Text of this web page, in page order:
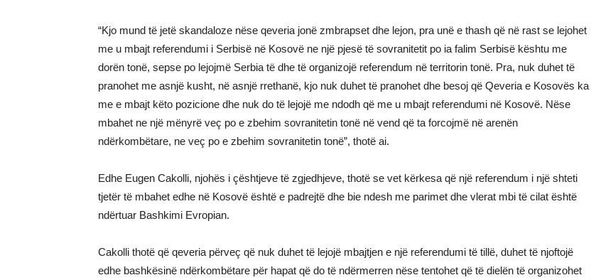
“Kjo mund të jetë skandaloze nëse qeveria jonë zmbrapset dhe lejon, pra unë e thash që në rast se lejohet
me u mbajt referendumi i Serbisë në Kosovë ne një pjesë të sovranitetit po ia falim Serbisë kështu me
dorën tonë, sepse po lejojmë Serbia të dhe të organizojë referendum në territorin tonë. Pra, nuk duhet të
pranohet me asnjë kusht, në asnjë rrethanë, kjo nuk duhet të pranohet dhe besoj që Qeveria e Kosovës ka
me e mbajt këto pozicione dhe nuk do të lejojë me ndodh që me u mbajt referendumi në Kosovë. Nëse
mbahet ne një mënyrë veç po e zbehim sovranitetin tonë në vend që ta forcojmë në arenën
ndërkombëtare, ne veç po e zbehim sovranitetin tonë”, thotë ai.
Edhe Eugen Cakolli, njohës i çështjeve të zgjedhjeve, thotë se vet kërkesa që një referendum i një shteti
tjetër të mbahet edhe në Kosovë është e padrejtë dhe bie ndesh me parimet dhe vlerat mbi të cilat është
ndërtuar Bashkimi Evropian.
Cakolli thotë që qeveria përveç që nuk duhet të lejojë mbajtjen e një referendumi të tillë, duhet të njoftojë
edhe bashkësinë ndërkombëtare për hapat që do të ndërmerren nëse tentohet që të dielën të organizohet